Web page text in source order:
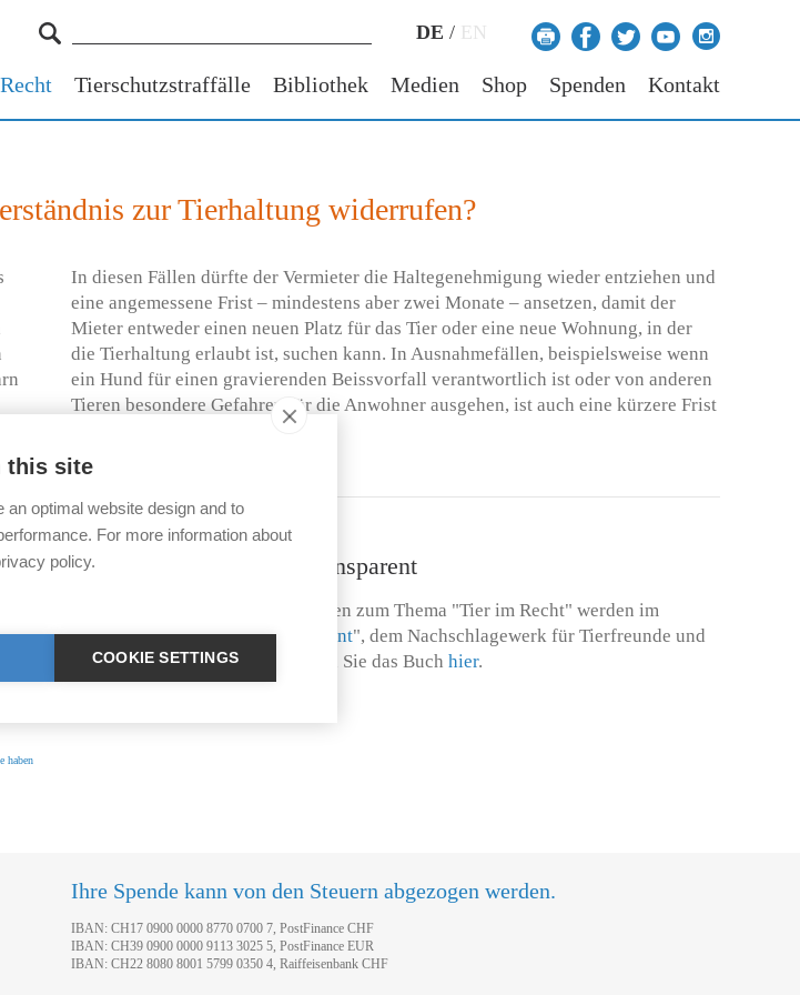
DE / EN
Recht Tierschutzstraffälle Bibliothek Medien Shop Spenden Kontakt
zur Tierhaltung widerrufen?
In diesen Fällen dürfte der Vermieter die Haltegenehmigung wieder entziehen und
eine angemessene Frist – mindestens aber zwei Monate – ansetzen, damit der
Mieter entweder einen neuen Platz für das Tier oder eine neue Wohnung, in der
die Tierhaltung erlaubt ist, suchen kann. In Ausnahmefällen, beispielsweise wenn
ein Hund für einen gravierenden Beissvorfall verantwortlich ist oder von anderen
Tieren besondere Gefahren für die Anwohner ausgehen, ist auch eine kürzere Frist
Ratgeber Tier im Recht transparent
Die 500 häufigsten Fragestellungen zum Thema "Tier im Recht" werden im
Ratgeber "Tier im Recht transparent", dem Nachschlagewerk für Tierfreunde und
Tierhaltende, behandelt. Bestellen Sie das Buch hier.
haben
Ihre Spende kann von den Steuern abgezogen werden.
IBAN: CH17 0900 0000 8770 0700 7, PostFinance CHF
IBAN: CH39 0900 0000 9113 3025 5, PostFinance EUR
IBAN: CH22 8080 8001 5799 0350 4, Raiffeisenbank CHF
this site
optimal website design and to
For more information about
policy.
COOKIE SETTINGS